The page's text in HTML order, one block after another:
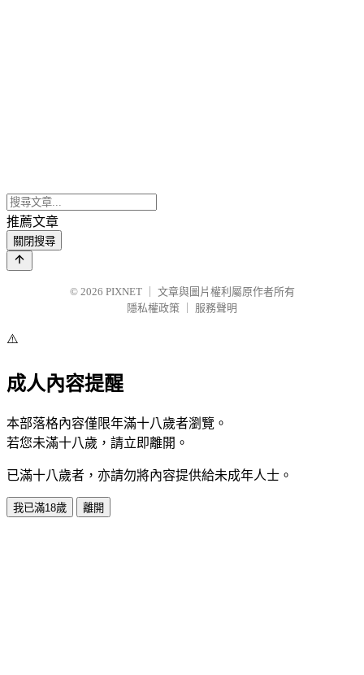
推薦文章
關閉搜尋
© 2026 PIXNET
文章與圖片權利屬原作者所有
隱私權政策
服務聲明
⚠️
成人內容提醒
本部落格內容僅限年滿十八歲者瀏覽。
若您未滿十八歲，請立即離開。
已滿十八歲者，亦請勿將內容提供給未成年人士。
我已滿18歲 離開